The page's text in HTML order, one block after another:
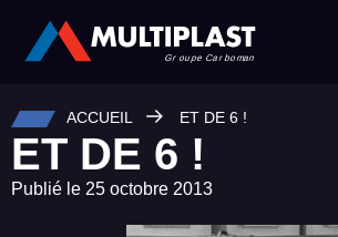
ACCUEIL ET DE 6 !
ET DE 6 !
Publié le 25 octobre 2013